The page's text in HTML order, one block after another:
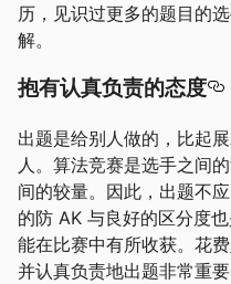
历，见识过更多的题目的
解。
抱有认真负责的态度
出题是给别人做的，比起
人。算法竞赛是选手之间
间的较量。因此，出题不
的防 AK 与良好的区分度
能在比赛中有所收获。花
并认真负责地出题非常重要